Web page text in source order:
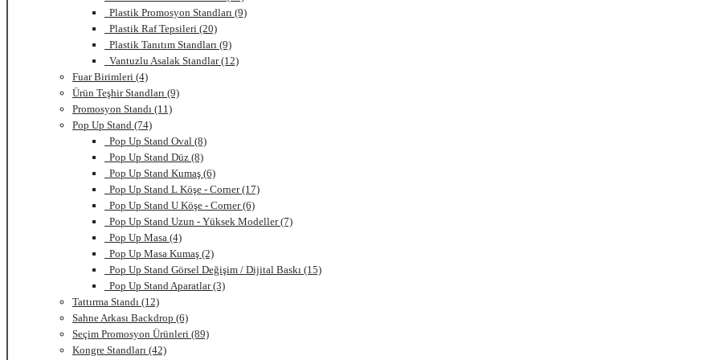
Plastik Promosyon Standları (9)
Plastik Raf Tepsileri (20)
Plastik Tanıtım Standları (9)
Vantuzlu Asalak Standlar (12)
Fuar Birimleri (4)
Ürün Teşhir Standları (9)
Promosyon Standı (11)
Pop Up Stand (74)
Pop Up Stand Oval (8)
Pop Up Stand Düz (8)
Pop Up Stand Kumaş (6)
Pop Up Stand L Köşe - Corner (17)
Pop Up Stand U Köşe - Corner (6)
Pop Up Stand Uzun - Yüksek Modeller (7)
Pop Up Masa (4)
Pop Up Masa Kumaş (2)
Pop Up Stand Görsel Değişim / Dijital Baskı (15)
Pop Up Stand Aparatlar (3)
Tattırma Standı (12)
Sahne Arkası Backdrop (6)
Seçim Promosyon Ürünleri (89)
Kongre Standları (42)